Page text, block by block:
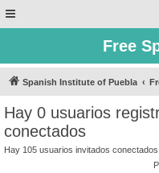
Free
Spanish Institute of Puebla
Hay 0 usuarios
conectados
Hay 105 usuarios invitados conectados